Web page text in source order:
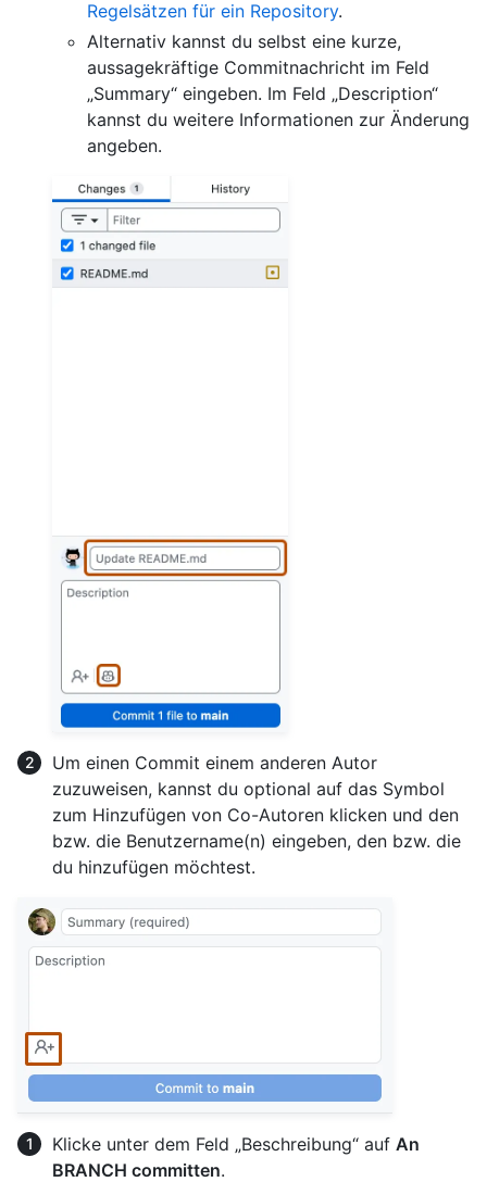
Regelsätzen für ein Repository.
Alternativ kannst du selbst eine kurze,
aussagekräftige Commitnachricht im Feld
„Summary“ eingeben. Im Feld „Description“
kannst du weitere Informationen zur Änderung
angeben.
Um einen Commit einem anderen Autor
zuzuweisen, kannst du optional auf das Symbol
zum Hinzufügen von Co-Autoren klicken und den
bzw. die Benutzername(n) eingeben, den bzw. die
du hinzufügen möchtest.
Klicke unter dem Feld „Beschreibung“ auf An
BRANCH committen.